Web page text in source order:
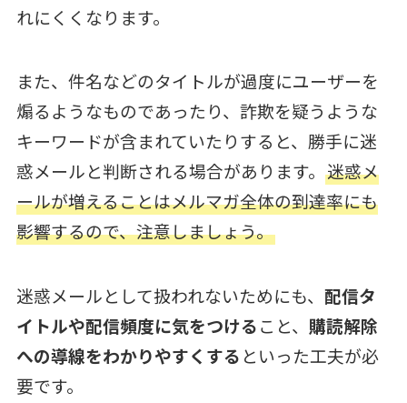
れにくくなります。
また、件名などのタイトルが過度にユーザーを
煽るようなものであったり、詐欺を疑うような
キーワードが含まれていたりすると、勝手に迷
惑メールと判断される場合があります。 迷惑メ
ールが増えることはメルマガ全体の到達率にも
影響するので、注意しましょう。
迷惑メールとして扱われないためにも、 配信タ
イトルや配信頻度に気をつけること、 購読解除
への導線をわかりやすくする といった工夫が必
要です。